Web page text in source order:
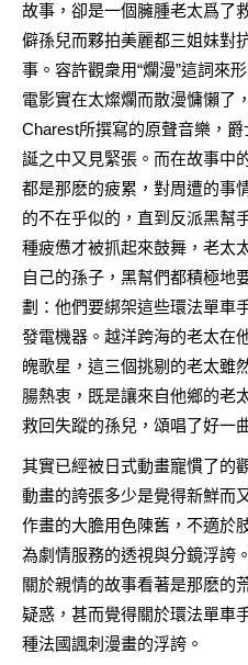
故事，卻是一個臃腫老太爲了
僻孫兒而夥拍美麗都三姐妹對
事。容許觀衆用“爛漫”這詞來
電影實在太燦爛而散漫慵懶了
Charest所撰寫的原聲音樂，
誕之中又見緊張。而在故事中
都是那麽的疲累，對周遭的事
的不在乎似的，直到反派黑幫
種疲憊才被抓起來鼓舞，老太
自己的孫子，黑幫們都積極地
劃：他們要綁架這些環法單車
發電機器。越洋跨海的老太在
魄歌星，這三個挑剔的老太雖
腸熱衷，既是讓來自他鄉的老
救回失蹤的孫兒，頌唱了好一
其實已經被日式動畫寵慣了的
動畫的誇張多少是覺得新鮮而
作畫的大膽用色陳舊，不適於
為劇情服務的透視與分鏡浮誇
關於親情的故事看著是那麽的
疑惑，甚而覺得關於環法單車
種法國諷刺漫畫的浮誇。